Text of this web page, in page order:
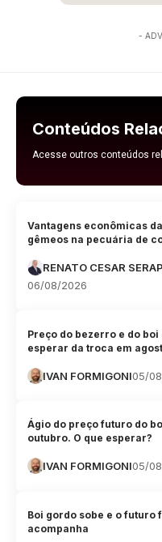
-
Conteúdos
Acesse outros conteúdos
Vantagens econômicas
gêmeos na pecuária de
RENATO CESAR
06/08/2026
Preço do bezerro e do boi
esperar da troca em
IVAN FORMIGONI05/
Ágio do preço futuro do
outubro. O que esperar?
IVAN FORMIGONI05/
Boi gordo sobe e o futuro
acompanha